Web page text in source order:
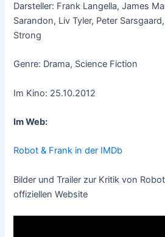
Darsteller: Frank Langella, James
Sarandon, Liv Tyler, Peter
Strong
Genre: Drama, Science Fiction
Im Kino: 25.10.2012
Im Web:
Robot & Frank in der IMDb
Bilder und Trailer zur Kritik von
offiziellen Website